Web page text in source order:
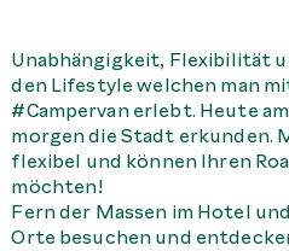
Unabhängigkeit, Flexibilität
den Lifestyle welchen man
#Campervan erlebt. Heute
morgen die Stadt erkunden.
flexibel und können Ihren
möchten!
Fern der Massen im Hotel
Orte besuchen und